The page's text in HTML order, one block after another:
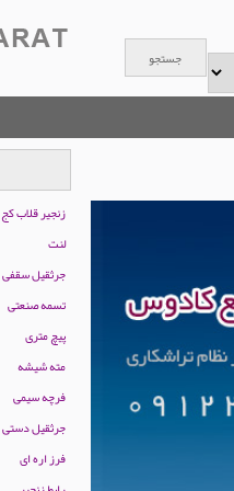
زنجیر قلاب کج
لنت
جرثقیل سقفی
تسمه صنعتی
پیچ متری
مته شیشه
فرچه سیمی
جرثقیل دستی
فرز اره ای